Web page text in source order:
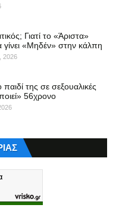
Γιατί το «Άριστα»
«Μηδέν» στην κάλπη
2026
της σε σεξουαλικές
56χρονο